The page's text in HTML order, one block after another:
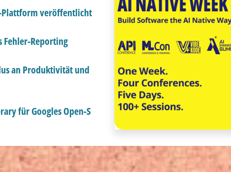
Plattform veröffentlicht
Fehler-Reporting
an Produktivität und
für Googles Open-S